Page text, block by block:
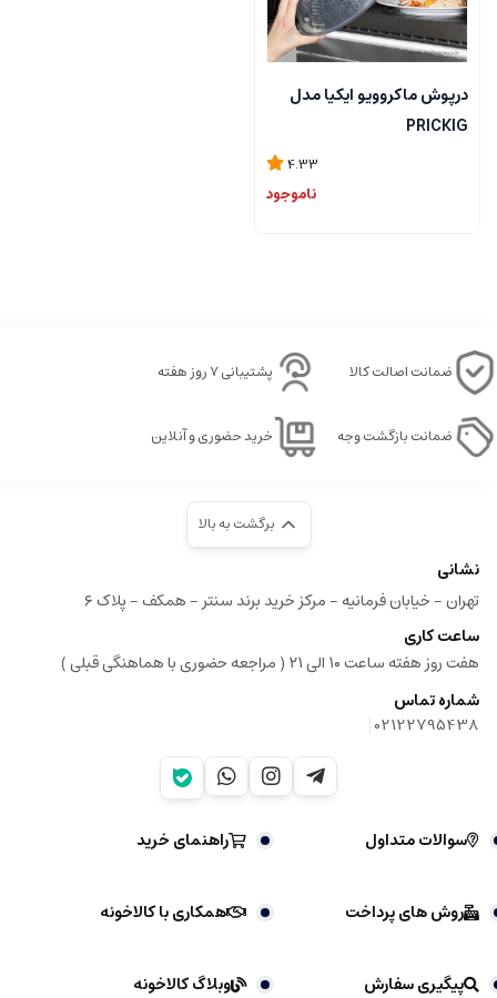
درپوش ماکروویو ایکیا مدل
PRICKIG
4.33
ناموجود
ضمانت اصالت کالا پشتیبانی ۷ روز هفته
ضمانت بازگشت وجه خرید حضوری و آنلاین
برگشت به بالا
نشانی
تهران - خیابان فرمانیه - مرکز خرید برند سنتر - همکف - پلاک ۶
ساعت کاری
هفت روز هفته ساعت ۱۰ الی ۲۱ ( مراجعه حضوری با هماهنگی قبلی )
شماره تماس
02122795438
|
سوالات متداول راهنمای خرید
روش های پرداخت همکاری با کالاخونه
پیگیری سفارش وبلاگ کالاخونه